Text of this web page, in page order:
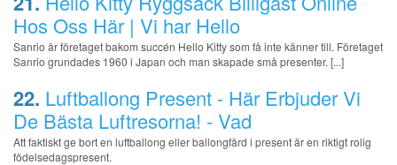
Hos Oss Här | Vi har Hello
Sanrio är företaget bakom succén Hello Kitty som få inte känner till. Företaget
Sanrio grundades 1960 i Japan och man skapade små presenter. [...]
22. Luftballong Present - Här Erbjuder Vi
De Bästa Luftresorna! - Vad
Att faktiskt ge bort en luftballong eller ballongfärd i present är en riktigt rolig
födelsedagspresent.